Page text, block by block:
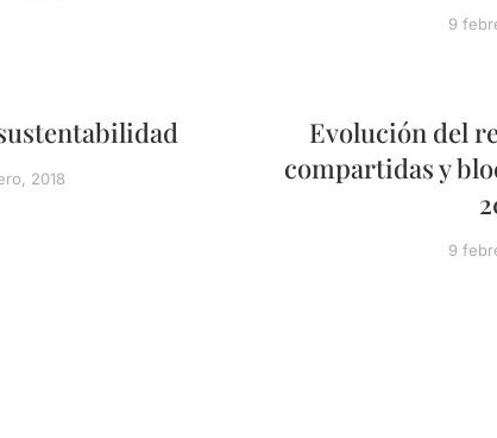
9
2018
Evolución del
compartidas y
9